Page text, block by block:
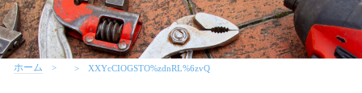
ホーム XXYcCIOGSTO%zdnRL%6zvQ